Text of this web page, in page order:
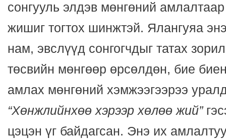
сонгууль элдэв мөнгөний
жишиг тогтох шинжтэй. Ялангуяа
нам, эвслүүд сонгогчдыг татах
төсвийн мөнгөөр өрсөлдөн, бие
амлах мөнгөний хэмжээгээрээ
“Хөнжлийнхөө хэрээр хөлөө жий”
цэцэн үг байдагсан. Энэ их